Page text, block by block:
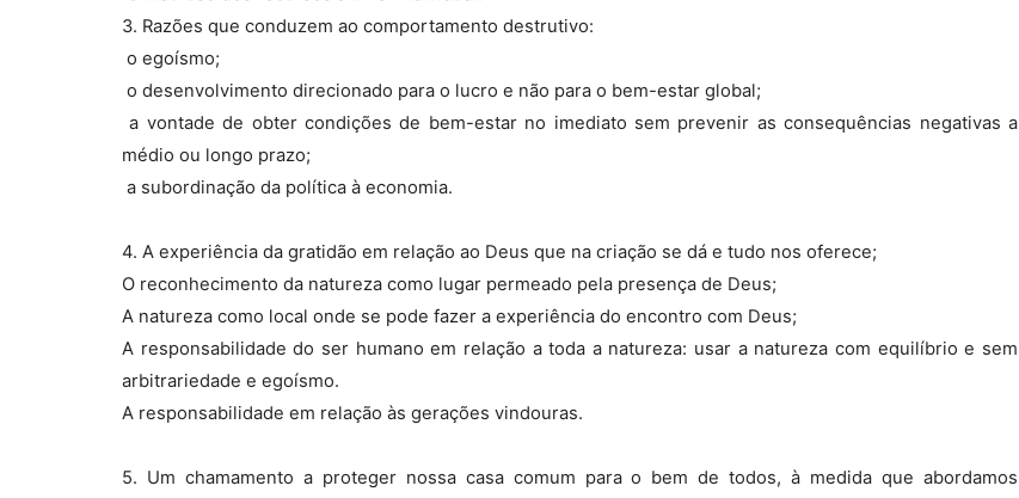
3. Razões que conduzem ao comportamento destrutivo:
 o egoísmo;
 o desenvolvimento direcionado para o lucro e não para o bem-estar global;
 a vontade de obter condições de bem-estar no imediato sem prevenir as consequências negativas a
médio ou longo prazo;
 a subordinação da política à economia.
4. A experiência da gratidão em relação ao Deus que na criação se dá e tudo nos oferece;
O reconhecimento da natureza como lugar permeado pela presença de Deus;
A natureza como local onde se pode fazer a experiência do encontro com Deus;
A responsabilidade do ser humano em relação a toda a natureza: usar a natureza com equilíbrio e sem
arbitrariedade e egoísmo.
A responsabilidade em relação às gerações vindouras.
5. Um chamamento a proteger nossa casa comum para o bem de todos, à medida que abordamos